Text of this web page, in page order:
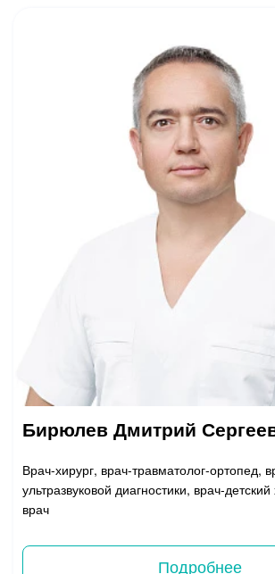
Бирюлев Дмитрий
Врач-хирург, врач-травматолог-ортопед,
ультразвуковой диагностики, врач-
врач
Подробнее